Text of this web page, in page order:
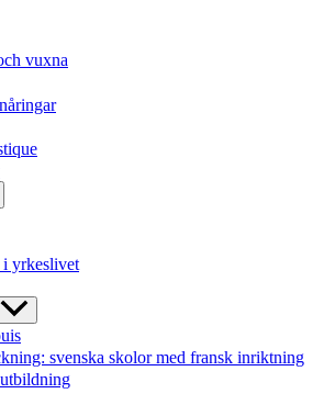
vuxna
yrkeslivet
svenska skolor med fransk inriktning